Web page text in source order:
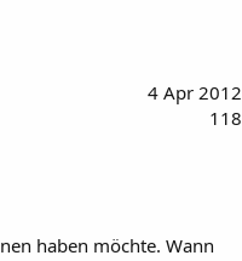
4 Apr 2012
118
haben möchte. Wann